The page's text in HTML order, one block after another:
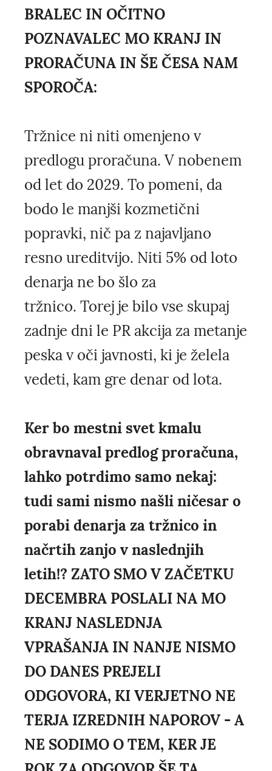
BRALEC IN OČITNO
POZNAVALEC MO KRANJ IN
PRORAČUNA IN ŠE ČESA NAM
SPOROČA:
Tržnice ni niti omenjeno v
predlogu proračuna. V nobenem
od let do 2029. To pomeni, da
bodo le manjši kozmetični
popravki, nič pa z najavljano
resno ureditvijo. Niti 5% od loto
denarja ne bo šlo za
tržnico. Torej je bilo vse skupaj
zadnje dni le PR akcija za metanje
peska v oči javnosti, ki je želela
vedeti, kam gre denar od lota.
Ker bo mestni svet kmalu
obravnaval predlog proračuna,
lahko potrdimo samo nekaj:
tudi sami nismo našli ničesar o
porabi denarja za tržnico in
načrtih zanjo v naslednjih
letih!? ZATO SMO V ZAČETKU
DECEMBRA POSLALI NA MO
KRANJ NASLEDNJA
VPRAŠANJA IN NANJE NISMO
DO DANES PREJELI
ODGOVORA, KI VERJETNO NE
TERJA IZREDNIH NAPOROV - A
NE SODIMO O TEM, KER JE